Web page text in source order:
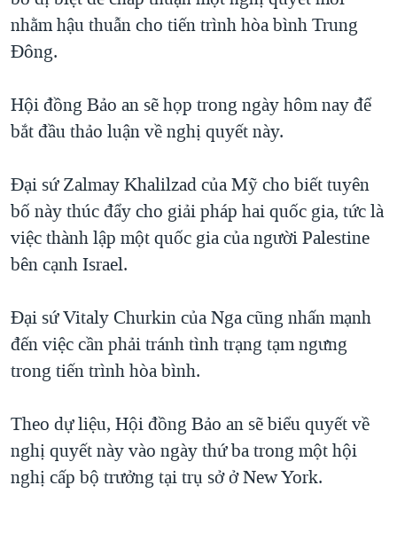
Đi
tới
TỰ DO BÁO CHÍ
VẠCH TRẦN TIN GIẢ
ĐỜI SỐNG
KHOA HỌC
SỨC KHOẺ
VĂN HOÁ
THỂ THAO
CHUYÊN ĐỀ
CHIẾN TRANH THƯƠNG MẠI CỦA MỸ: QUÁ KHỨ VÀ HIỆN
TẠI
HÀNH TRÌNH BẦU CỬ 2024
MỘT NĂM CHIẾN TRANH TẠI DẢI GAZA
NGÀY TỊ NẠN THẾ GIỚI
TRỊNH VĨNH BÌNH - NGƯỜI HẠ 'BÊN THẮNG CUỘC'
GROUND ZERO – XƯA VÀ NAY
CÁC GIÁ TRỊ CỘNG HÒA Ở VIỆT NAM
THƯỢNG ĐỈNH TRUMP-KIM TẠI VIỆT NAM
TRỊNH VĨNH BÌNH VS. CHÍNH PHỦ VIỆT NAM
NGƯ DÂN VIỆT VÀ LÀN SÓNG TRỘM HẢI SÂM
BÊN KIA QUỐC LỘ: TIẾNG VỌNG TỪ NÔNG THÔN MỸ
QUAN HỆ VIỆT MỸ
HỌC TIẾNG ANH
NGHE
Ngôn ngữ khác
nhằm hậu thuẫn cho tiến trình hòa bình Trung
Đông.
Hội đồng Bảo an sẽ họp trong ngày hôm nay để
bắt đầu thảo luận về nghị quyết này.
Đại sứ Zalmay Khalilzad của Mỹ cho biết tuyên
bố này thúc đẩy cho giải pháp hai quốc gia, tức là
việc thành lập một quốc gia của người Palestine
bên cạnh Israel.
Đại sứ Vitaly Churkin của Nga cũng nhấn mạnh
đến việc cần phải tránh tình trạng tạm ngưng
trong tiến trình hòa bình.
Theo dự liệu, Hội đồng Bảo an sẽ biểu quyết về
nghị quyết này vào ngày thứ ba trong một hội
nghị cấp bộ trưởng tại trụ sở ở New York.